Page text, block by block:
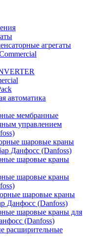
агрегаты
автоматика
мембранные
управлением
шаровые краны
Данфосс (Danfoss)
шаровые краны
шаровые краны
шаровые краны
Данфосс (Danfoss)
шаровые краны для
(Danfoss)
расширительные